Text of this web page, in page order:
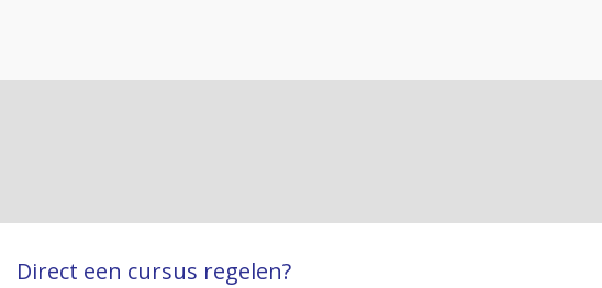
Direct een cursus regelen?